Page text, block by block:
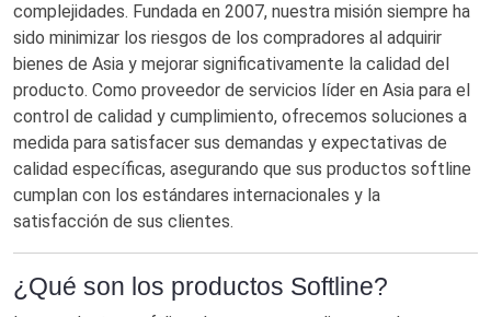
complejidades. Fundada en 2007, nuestra misión siempre ha
sido minimizar los riesgos de los compradores al adquirir
bienes de Asia y mejorar significativamente la calidad del
producto. Como proveedor de servicios líder en Asia para el
control de calidad y cumplimiento, ofrecemos soluciones a
medida para satisfacer sus demandas y expectativas de
calidad específicas, asegurando que sus productos softline
cumplan con los estándares internacionales y la
satisfacción de sus clientes.
¿Qué son los productos Softline?